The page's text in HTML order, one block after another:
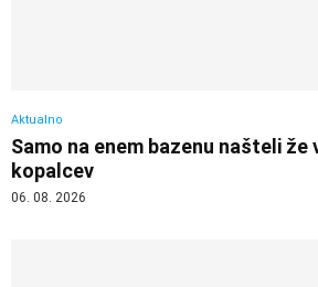
Aktualno
Samo na enem bazenu našteli že
kopalcev
06. 08. 2026